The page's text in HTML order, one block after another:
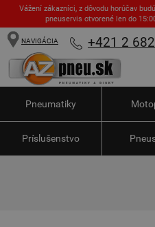
Vážení zákazníci, z dôvodu horúčav
pneuservis otvorené len do
NAVIGÁCIA +421 2
Pneumatiky
Príslušenstvo